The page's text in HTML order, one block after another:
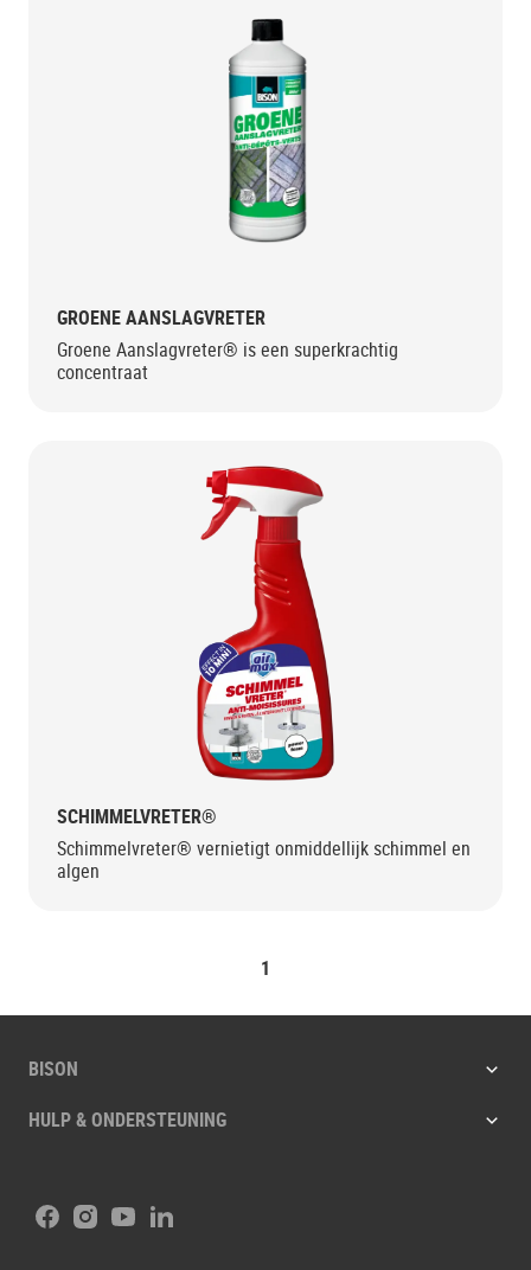
GROENE AANSLAGVRETER
Groene Aanslagvreter® is een superkrachtig
concentraat
SCHIMMELVRETER®
Schimmelvreter® vernietigt onmiddellijk schimmel en
algen
1
BISON
HULP & ONDERSTEUNING
Facebook
Instagram
YoutubeLinkedIn